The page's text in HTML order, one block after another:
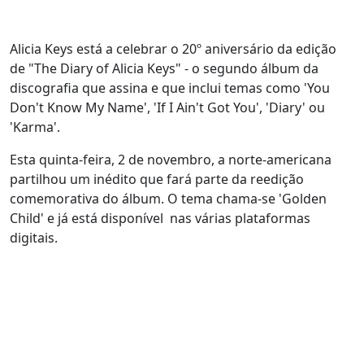
Alicia Keys está a celebrar o 20º aniversário da edição
de "The Diary of Alicia Keys" - o segundo álbum da
discografia que assina e que inclui temas como 'You
Don't Know My Name', 'If I Ain't Got You', 'Diary' ou
'Karma'.
Esta quinta-feira, 2 de novembro, a norte-americana
partilhou um inédito que fará parte da reedição
comemorativa do álbum. O tema chama-se 'Golden
Child' e já está disponível nas várias plataformas
digitais.